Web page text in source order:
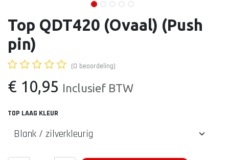
Top QDT420 (Ovaal) (Push
pin)
(0 beoordeling)
€ 10,95 Inclusief BTW
TOP LAAG KLEUR